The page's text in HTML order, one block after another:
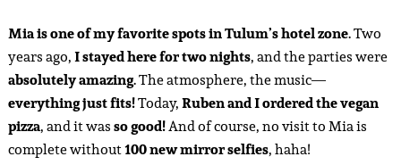
Mia is one of my favorite spots in Tulum’s hotel zone. Two
years ago,I stayed here for two nights, and the parties were
absolutely amazing. The atmosphere, the music—
everything just fits!Today,Ruben and I ordered the vegan
pizza, and it wasso good!And of course, no visit to Mia is
complete without100 new mirror selfies, haha!